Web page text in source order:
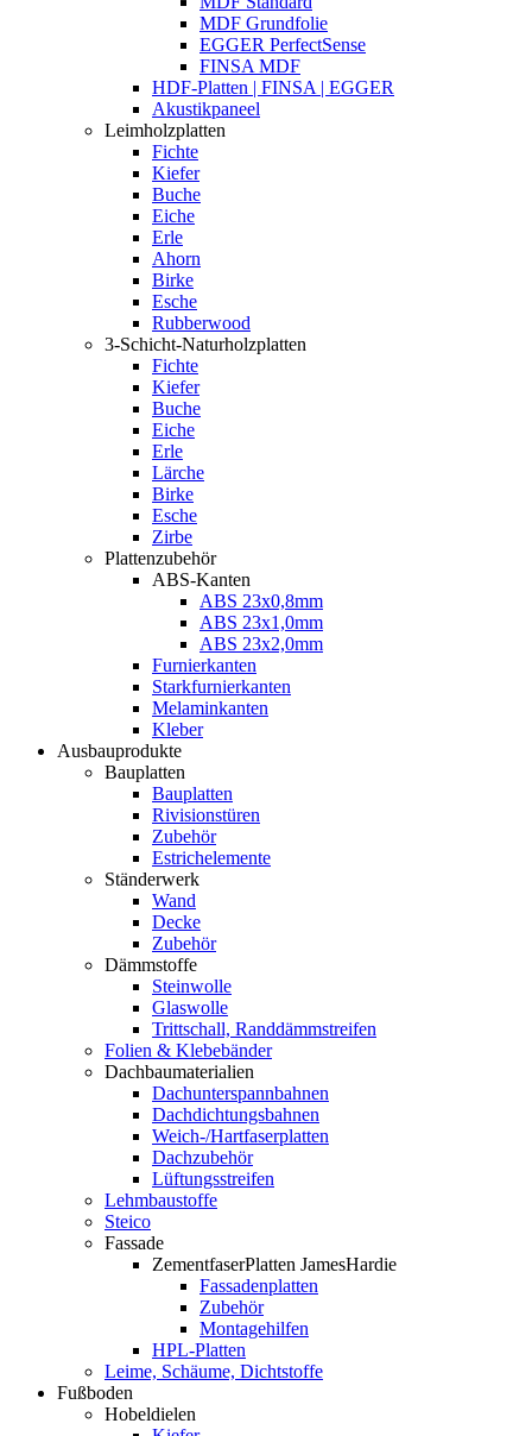
MDF Grundfolie
EGGER PerfectSense
FINSA MDF
HDF-Platten | FINSA | EGGER
Akustikpaneel
Leimholzplatten
Fichte
Kiefer
Buche
Eiche
Erle
Ahorn
Birke
Esche
Rubberwood
3-Schicht-Naturholzplatten
Fichte
Kiefer
Buche
Eiche
Erle
Lärche
Birke
Esche
Zirbe
Plattenzubehör
ABS-Kanten
ABS 23x0,8mm
ABS 23x1,0mm
ABS 23x2,0mm
Furnierkanten
Starkfurnierkanten
Melaminkanten
Kleber
Ausbauprodukte
Bauplatten
Bauplatten
Rivisionstüren
Zubehör
Estrichelemente
Ständerwerk
Wand
Decke
Zubehör
Dämmstoffe
Steinwolle
Glaswolle
Trittschall, Randdämmstreifen
Folien & Klebebänder
Dachbaumaterialien
Dachunterspannbahnen
Dachdichtungsbahnen
Weich-/Hartfaserplatten
Dachzubehör
Lüftungsstreifen
Lehmbaustoffe
Steico
Fassade
ZementfaserPlatten JamesHardie
Fassadenplatten
Zubehör
Montagehilfen
HPL-Platten
Leime, Schäume, Dichtstoffe
Fußboden
Hobeldielen